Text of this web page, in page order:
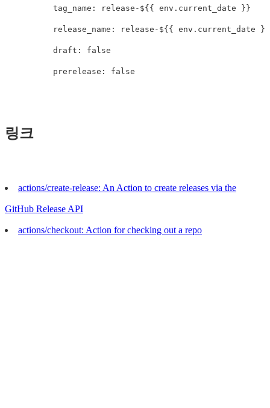
tag_name : release-${{ env.current_date }}
release_name : release-${{ env.current_date }}
draft : false
prerelease : false
링크
actions/create-release: An Action to create releases via the
GitHub Release API
actions/checkout: Action for checking out a repo